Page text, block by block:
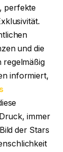
, perfekte
und die
regelmäßig
informiert,
immer
der Stars